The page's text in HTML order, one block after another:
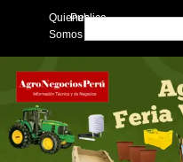
Quienes
Somos
Publica
Search